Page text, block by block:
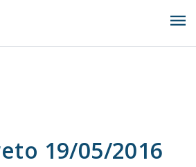
menu
19/05/2016